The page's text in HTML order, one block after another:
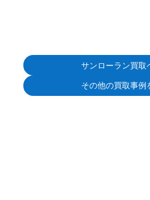
サンローラン買取
その他の買取事例